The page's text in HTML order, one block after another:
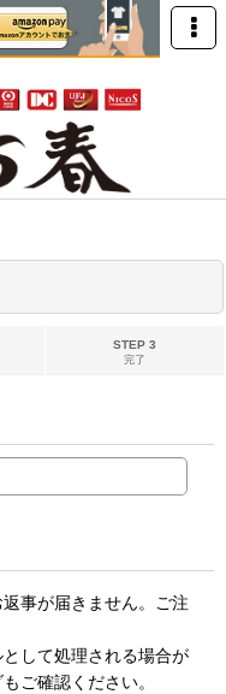
STEP 3
完了
事が届きません。ご注
して処理される場合が
ご確認ください。